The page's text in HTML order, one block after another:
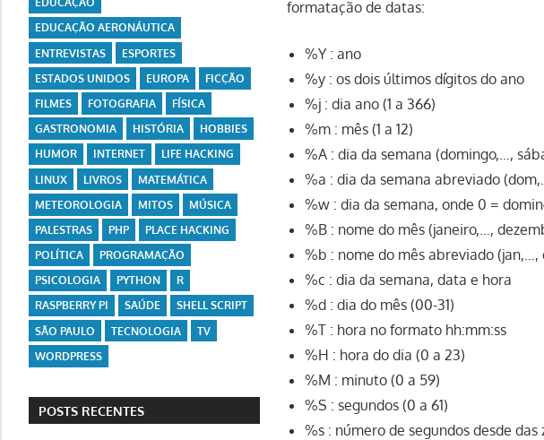
formatação de datas:
%Y : ano
%y : os dois últimos dígitos do ano
%j : dia ano (1 a 366)
%m : mês (1 a 12)
%A : dia da semana (domingo,…,
%a : dia da semana abreviado
%w : dia da semana, onde 0 =
%B : nome do mês (janeiro,…,
%b : nome do mês abreviado (jan,…,
%c : dia da semana, data e hora
%d : dia do mês (00-31)
%T : hora no formato hh:mm:ss
%H : hora do dia (0 a 23)
%M : minuto (0 a 59)
%S : segundos (0 a 61)
%s : número de segundos desde das
EDUCAÇÃO AERONÁUTICA
ENTREVISTAS
ESPORTES
ESTADOS UNIDOS
EUROPA
FICÇÃO
FILMES
FOTOGRAFIA
FÍSICA
GASTRONOMIA
HISTÓRIA
HOBBIES
HUMOR
INTERNET
LIFE HACKING
LINUX
LIVROS
MATEMÁTICA
METEOROLOGIA
MITOS
MÚSICA
PALESTRAS
PHP
PLACE HACKING
POLÍTICA
PROGRAMAÇÃO
PSICOLOGIA
PYTHON
R
RASPBERRY PI
SAÚDE
SHELL SCRIPT
SÃO PAULO
TECNOLOGIA
TV
WORDPRESS
POSTS RECENTES